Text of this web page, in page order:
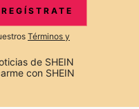
Suscribir
REGÍSTRATE
Términos y
de SHEIN
con SHEIN